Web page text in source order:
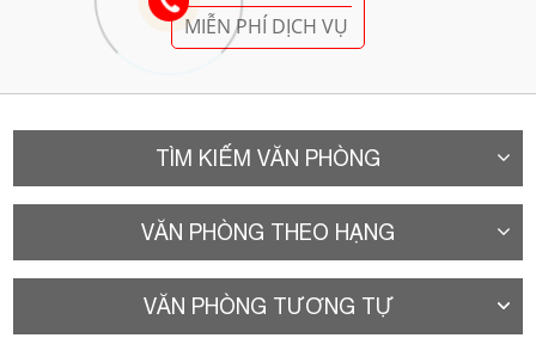
MIỄN PHÍ DỊCH VỤ
TÌM KIẾM VĂN PHÒNG
VĂN PHÒNG THEO HẠNG
VĂN PHÒNG TƯƠNG TỰ